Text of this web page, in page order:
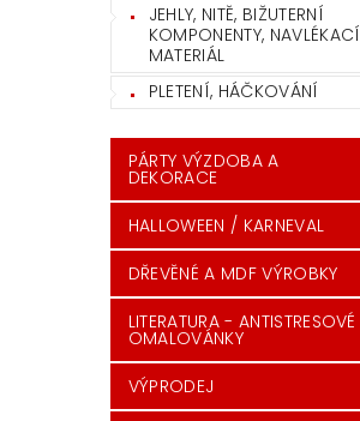
JEHLY, NITĚ, BIŽUTERNÍ
KOMPONENTY, NAVLÉKACÍ
MATERIÁL
PLETENÍ, HÁČKOVÁNÍ
PÁRTY VÝZDOBA A
DEKORACE
HALLOWEEN / KARNEVAL
DŘEVĚNÉ A MDF VÝROBKY
LITERATURA - ANTISTRESOVÉ
OMALOVÁNKY
VÝPRODEJ